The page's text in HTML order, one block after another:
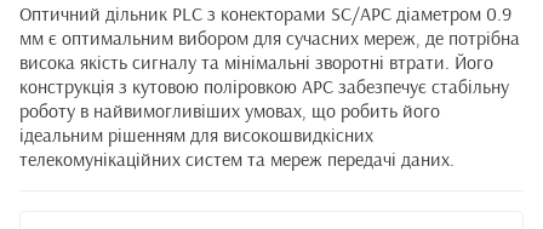
Оптичний дільник PLC з конекторами SC/APC діаметром 0.9
мм є оптимальним вибором для сучасних мереж, де потрібна
висока якість сигналу та мінімальні зворотні втрати. Його
конструкція з кутовою поліровкою APC забезпечує стабільну
роботу в найвимогливіших умовах, що робить його
ідеальним рішенням для високошвидкісних
телекомунікаційних систем та мереж передачі даних.